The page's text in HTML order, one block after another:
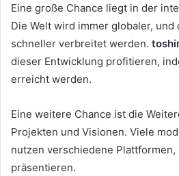
Eine große Chance liegt in der
Die Welt wird immer globaler, und
schneller verbreitet werden.
dieser Entwicklung profitieren,
erreicht werden.
Eine weitere Chance ist die
Projekten und Visionen. Viele
nutzen verschiedene Plattformen,
präsentieren.